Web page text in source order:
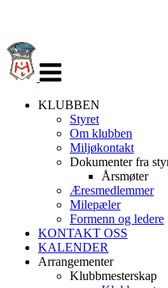
navigasjon
KLUBBEN
Styret
Om klubben
Miljøkontakt
Dokumenter fra
Årsmøter
Æresmedlemmer
Milepæler
Formenn og ledere
KONTAKT OSS
KALENDER
Arrangementer
Klubbmesterskap